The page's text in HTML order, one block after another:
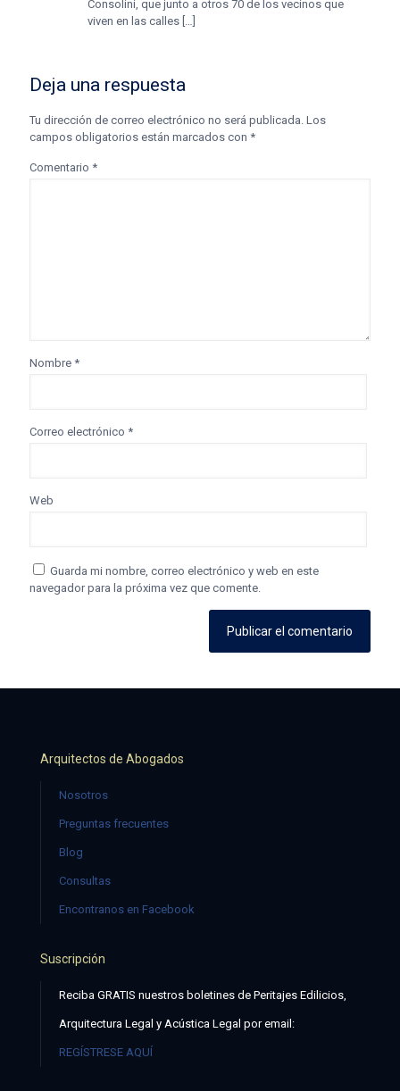
Consolini, que junto a otros 70 de los vecinos que
viven en las calles […]
Deja una respuesta
Tu dirección de correo electrónico no será publicada. Los
campos obligatorios están marcados con *
Comentario *
Nombre *
Correo electrónico *
Web
Guarda mi nombre, correo electrónico y web en este
navegador para la próxima vez que comente.
Arquitectos de Abogados
Nosotros
Preguntas frecuentes
Blog
Consultas
Encontranos en Facebook
Suscripción
Reciba GRATIS nuestros boletines de Peritajes Edilicios,
Arquitectura Legal y Acústica Legal por email:
REGÍSTRESE AQUÍ